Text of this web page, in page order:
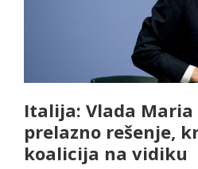
Italija: Vlada Maria
prelazno rešenje,
koalicija na vidiku